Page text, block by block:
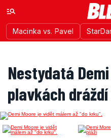
Macinka vs. Pavel
Nestydatá
plavkách